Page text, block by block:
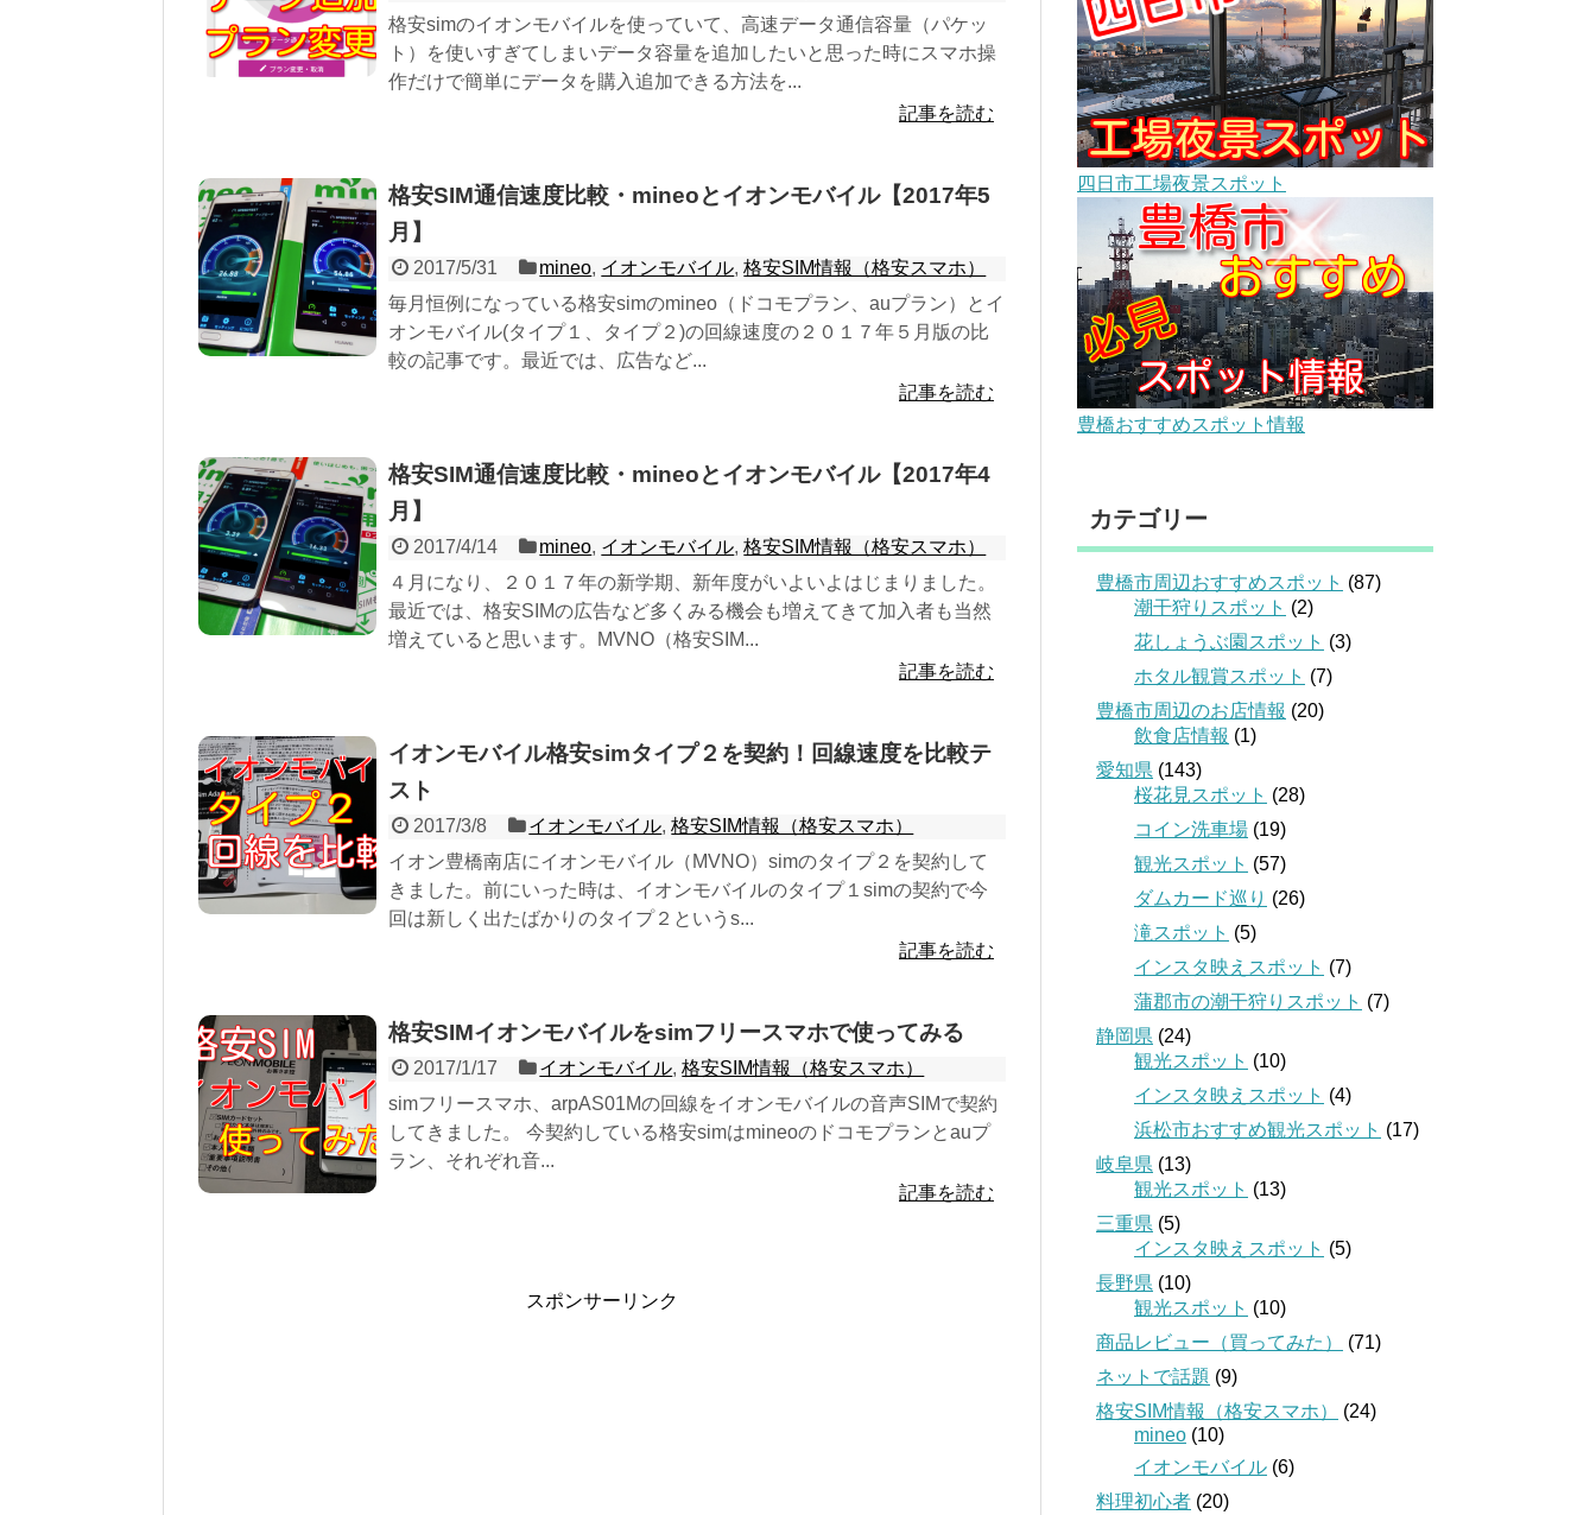
格安simのイオンモバイルを使っていて、高速データ通信容量（パケッ
ト）を使いすぎてしまいデータ容量を追加したいと思った時にスマホ操
作だけで簡単にデータを購入追加できる方法を...
記事を読む
格安SIM通信速度比較・mineoとイオンモバイル【2017年5
月】
2017/5/31 mineo, イオンモバイル,格安SIM情報（格安スマホ）
毎月恒例になっている格安simのmineo（ドコモプラン、auプラン）とイ
オンモバイル(タイプ１、タイプ２)の回線速度の２０１７年５月版の比
較の記事です。最近では、広告など...
記事を読む
格安SIM通信速度比較・mineoとイオンモバイル【2017年4
月】
2017/4/14 mineo, イオンモバイル,格安SIM情報（格安スマホ）
４月になり、２０１７年の新学期、新年度がいよいよはじまりました。
最近では、格安SIMの広告など多くみる機会も増えてきて加入者も当然
増えていると思います。MVNO（格安SIM...
記事を読む
イオンモバイル格安simタイプ２を契約！回線速度を比較テ
スト
2017/3/8 イオンモバイル,格安SIM情報（格安スマホ）
イオン豊橋南店にイオンモバイル（MVNO）simのタイプ２を契約して
きました。前にいった時は、イオンモバイルのタイプ１simの契約で今
回は新しく出たばかりのタイプ２というs...
記事を読む
格安SIMイオンモバイルをsimフリースマホで使ってみる
2017/1/17 イオンモバイル,格安SIM情報（格安スマホ）
simフリースマホ、arpAS01Mの回線をイオンモバイルの音声SIMで契約
してきました。 今契約している格安simはmineoのドコモプランとauプ
ラン、それぞれ音...
記事を読む
スポンサーリンク
四日市工場夜景スポット
豊橋おすすめスポット情報
カテゴリー
豊橋市周辺おすすめスポット (87)
潮干狩りスポット (2)
花しょうぶ園スポット (3)
ホタル観賞スポット (7)
豊橋市周辺のお店情報 (20)
飲食店情報 (1)
愛知県 (143)
桜花見スポット (28)
コイン洗車場 (19)
観光スポット (57)
ダムカード巡り (26)
滝スポット (5)
インスタ映えスポット (7)
蒲郡市の潮干狩りスポット (7)
静岡県 (24)
観光スポット (10)
インスタ映えスポット (4)
浜松市おすすめ観光スポット (17)
岐阜県 (13)
観光スポット (13)
三重県 (5)
インスタ映えスポット (5)
長野県 (10)
観光スポット (10)
商品レビュー（買ってみた）
(71)
ネットで話題 (9)
格安SIM情報（格安スマホ）
(24)
mineo (10)
イオンモバイル (6)
料理初心者 (20)